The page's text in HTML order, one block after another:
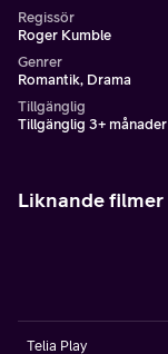
Regissör
Roger Kumble
Genrer
Romantik, Drama
Tillgänglig
Tillgänglig 3+ månader
Liknande filmer
Telia Play